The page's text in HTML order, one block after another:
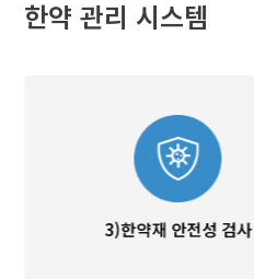
한약 관리 시스템
3)한약재 안전성 검사